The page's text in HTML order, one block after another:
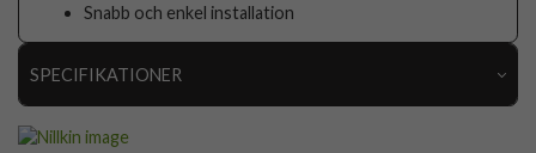
Snabb och enkel installation
SPECIFIKATIONER